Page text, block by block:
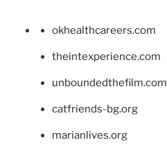
okhealthcareers.com
theintexperience.com
unboundedthefilm.com
catfriends-bg.org
marianlives.org